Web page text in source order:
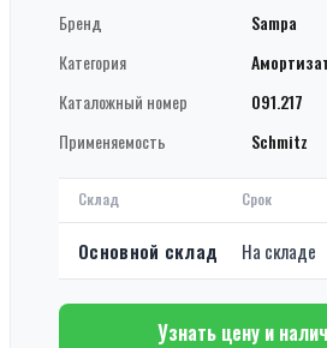
Бренд Sampa
Категория
Каталожный номер
091.217
Применяемость
Schmitz
Склад Срок
Основной склад На складе
Узнать цену и